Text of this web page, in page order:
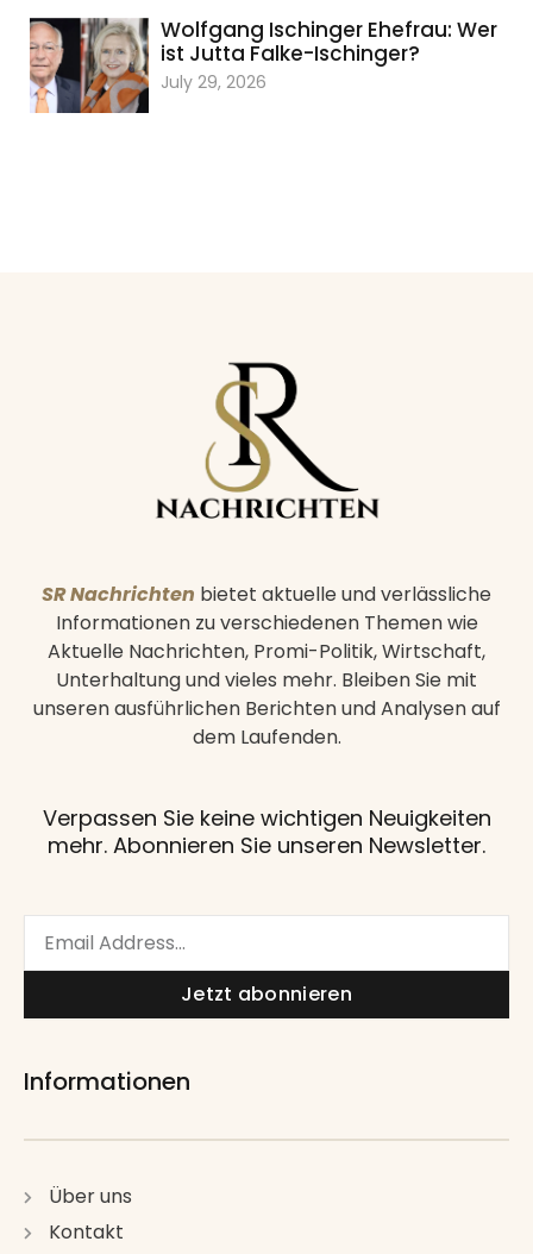
Wolfgang Ischinger Ehefrau: Wer
ist Jutta Falke-Ischinger?
July 29, 2026
SR Nachrichten bietet aktuelle und verlässliche
Informationen zu verschiedenen Themen wie
Aktuelle Nachrichten, Promi-Politik, Wirtschaft,
Unterhaltung und vieles mehr. Bleiben Sie mit
unseren ausführlichen Berichten und Analysen auf
dem Laufenden.
Verpassen Sie keine wichtigen Neuigkeiten
mehr. Abonnieren Sie unseren Newsletter.
Jetzt abonnieren
Informationen
Über uns
Kontakt